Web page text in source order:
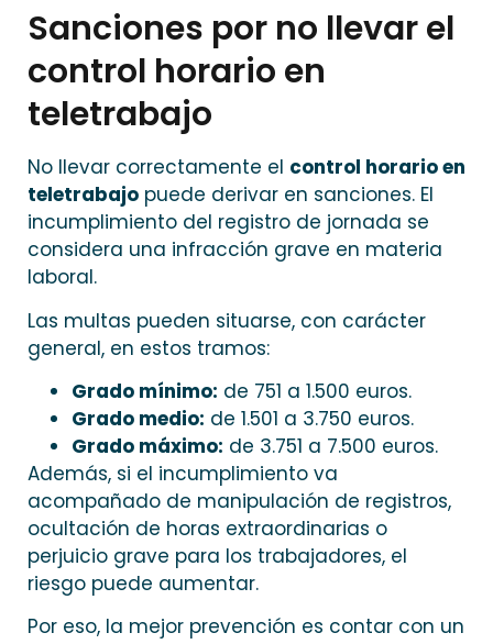
Sanciones por no llevar el
control horario en
teletrabajo
No llevar correctamente el control horario en
teletrabajo puede derivar en sanciones. El
incumplimiento del registro de jornada se
considera una infracción grave en materia
laboral.
Las multas pueden situarse, con carácter
general, en estos tramos:
Grado mínimo: de 751 a 1.500 euros.
Grado medio: de 1.501 a 3.750 euros.
Grado máximo: de 3.751 a 7.500 euros.
Además, si el incumplimiento va
acompañado de manipulación de registros,
ocultación de horas extraordinarias o
perjuicio grave para los trabajadores, el
riesgo puede aumentar.
Por eso, la mejor prevención es contar con un